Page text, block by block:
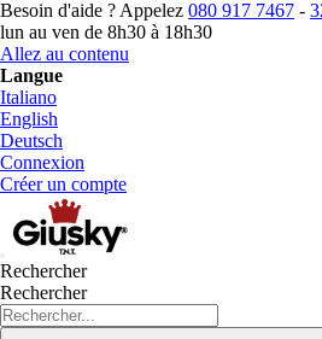
Besoin d'aide ? Appelez 080 917 7467 -
lun au ven de 8h30 à 18h30
Allez au contenu
Langue
Italiano
English
Deutsch
Connexion
Créer un compte
Rechercher
Rechercher